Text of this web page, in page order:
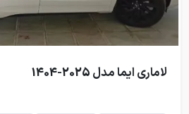
لاماری ایما مدل 2025-1404